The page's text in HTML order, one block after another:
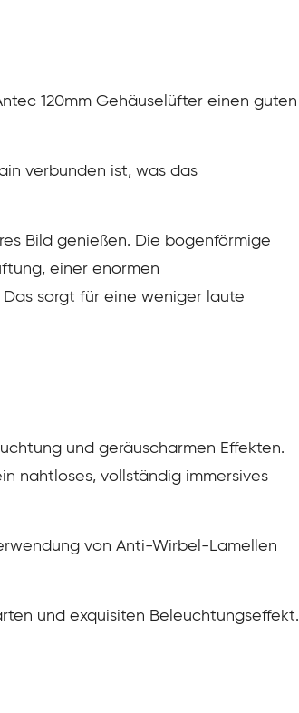
120mm Gehäuselüfter einen guten
verbunden ist, was das
Bild genießen. Die bogenförmige
einer enormen
sorgt für eine weniger laute
und geräuscharmen Effekten.
nahtloses, vollständig immersives
von Anti-Wirbel-Lamellen
und exquisiten Beleuchtungseffekt.